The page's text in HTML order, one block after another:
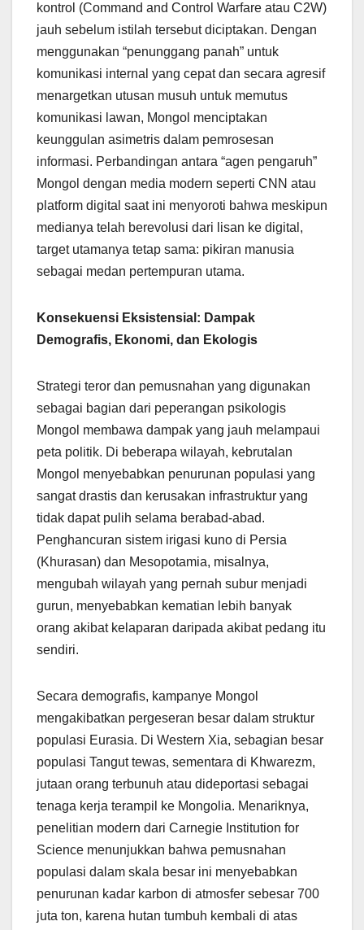
kontrol (Command and Control Warfare atau C2W)
jauh sebelum istilah tersebut diciptakan. Dengan
menggunakan “penunggang panah” untuk
komunikasi internal yang cepat dan secara agresif
menargetkan utusan musuh untuk memutus
komunikasi lawan, Mongol menciptakan
keunggulan asimetris dalam pemrosesan
informasi. Perbandingan antara “agen pengaruh”
Mongol dengan media modern seperti CNN atau
platform digital saat ini menyoroti bahwa meskipun
medianya telah berevolusi dari lisan ke digital,
target utamanya tetap sama: pikiran manusia
sebagai medan pertempuran utama.
Konsekuensi Eksistensial: Dampak
Demografis, Ekonomi, dan Ekologis
Strategi teror dan pemusnahan yang digunakan
sebagai bagian dari peperangan psikologis
Mongol membawa dampak yang jauh melampaui
peta politik. Di beberapa wilayah, kebrutalan
Mongol menyebabkan penurunan populasi yang
sangat drastis dan kerusakan infrastruktur yang
tidak dapat pulih selama berabad-abad.
Penghancuran sistem irigasi kuno di Persia
(Khurasan) dan Mesopotamia, misalnya,
mengubah wilayah yang pernah subur menjadi
gurun, menyebabkan kematian lebih banyak
orang akibat kelaparan daripada akibat pedang itu
sendiri.
Secara demografis, kampanye Mongol
mengakibatkan pergeseran besar dalam struktur
populasi Eurasia. Di Western Xia, sebagian besar
populasi Tangut tewas, sementara di Khwarezm,
jutaan orang terbunuh atau dideportasi sebagai
tenaga kerja terampil ke Mongolia. Menariknya,
penelitian modern dari Carnegie Institution for
Science menunjukkan bahwa pemusnahan
populasi dalam skala besar ini menyebabkan
penurunan kadar karbon di atmosfer sebesar 700
juta ton, karena hutan tumbuh kembali di atas